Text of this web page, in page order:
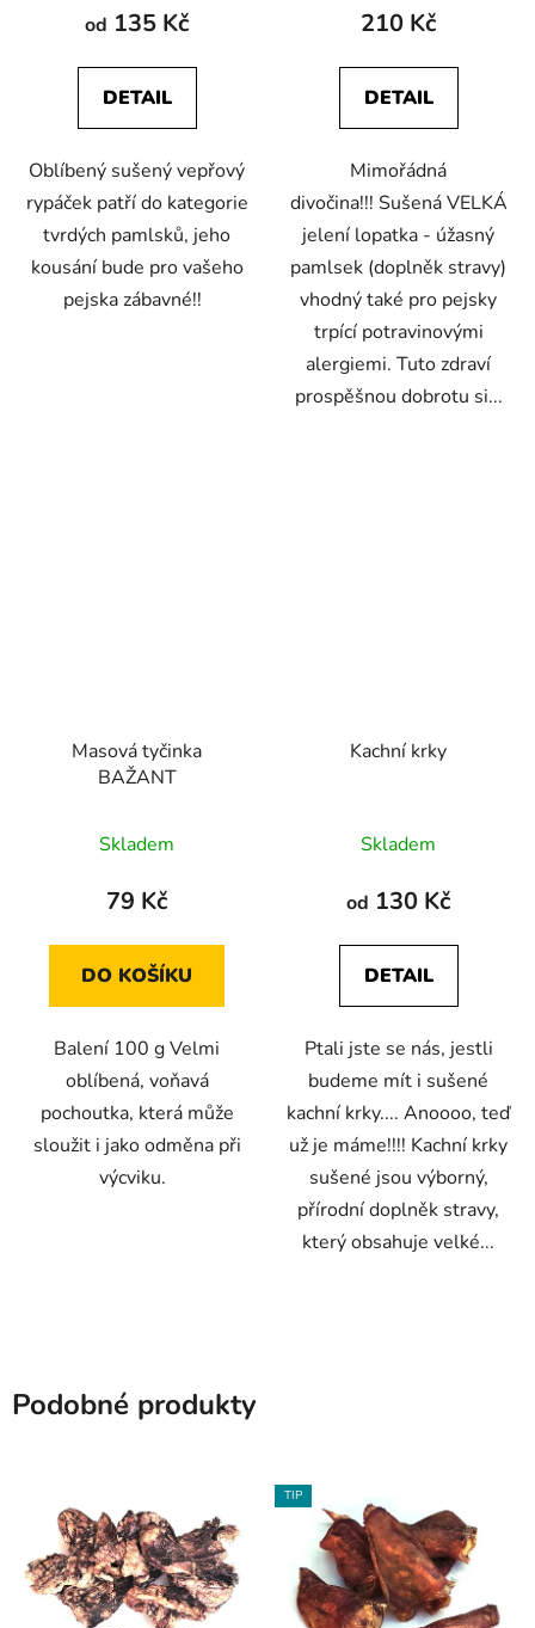
produktu
4,3
z
hvězdiček.
od 135 Kč
DETAIL
Oblíbený sušený vepřový
rypáček patří do kategorie
tvrdých pamlsků, jeho
kousání bude pro vašeho
pejska zábavné!!
produktu
5,0
z
hvězdiček.
210 Kč
DETAIL
Mimořádná
divočina!!! Sušená VELKÁ
jelení lopatka - úžasný
pamlsek (doplněk stravy)
vhodný také pro pejsky
trpící potravinovými
alergiemi. Tuto zdraví
prospěšnou dobrotu si...
Masová tyčinka
BAŽANT
hodnocení
produktu
5,0
z
hvězdiček.
Skladem
79 Kč
DO KOŠÍKU
Balení 100 g Velmi
oblíbená, voňavá
pochoutka, která může
sloužit i jako odměna při
výcviku.
Kachní krky
hodnocení
produktu
5,0
z
hvězdiček.
Skladem
od 130 Kč
DETAIL
Ptali jste se nás, jestli
budeme mít i sušené
kachní krky.... Anoooo, teď
už je máme!!!! Kachní krky
sušené jsou výborný,
přírodní doplněk stravy,
který obsahuje velké...
Podobné produkty
TIP